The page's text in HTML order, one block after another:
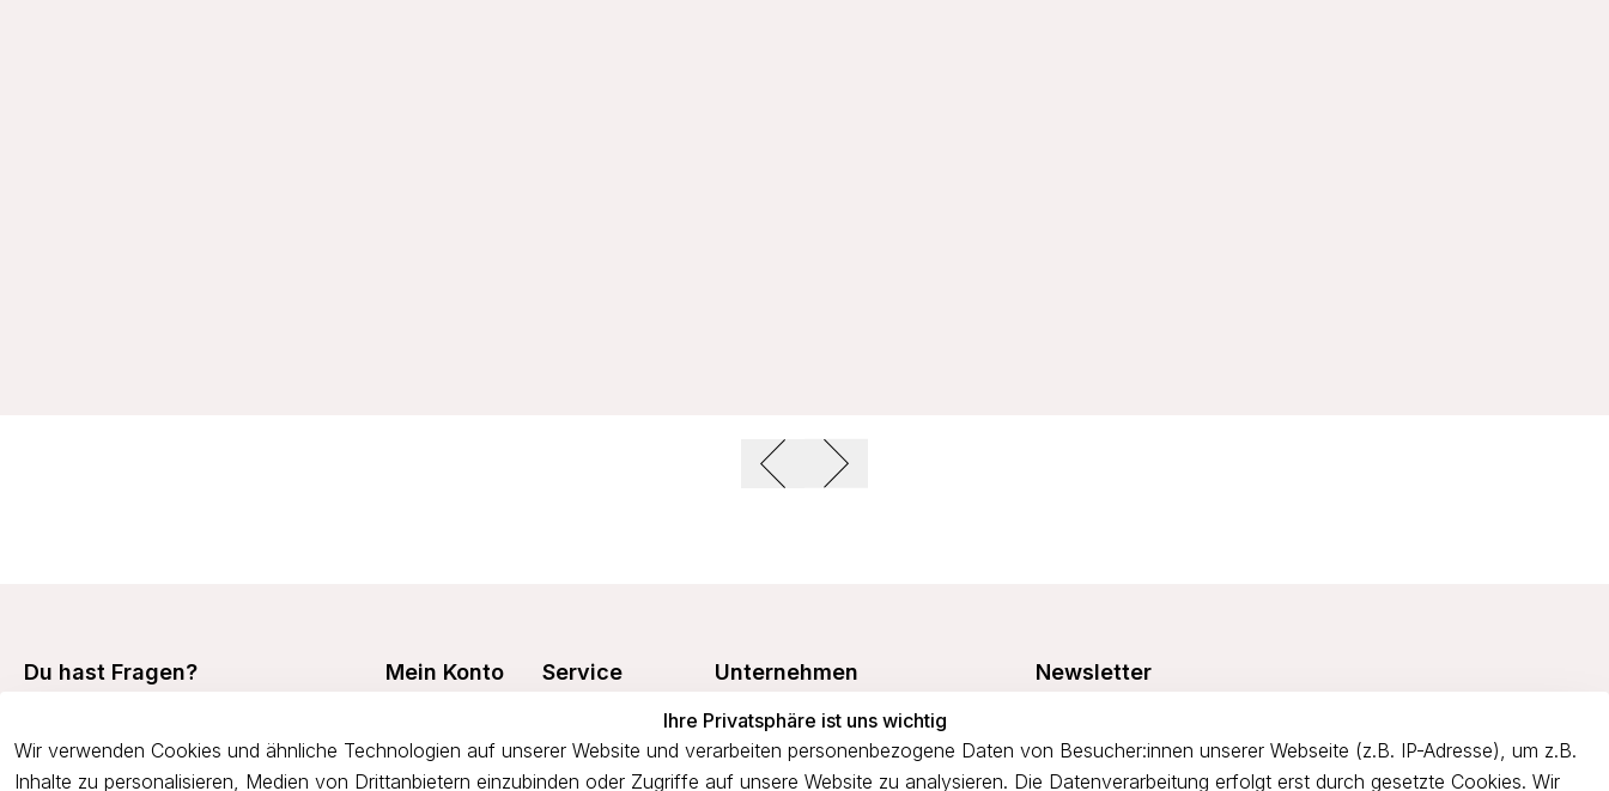
Ihre Privatsphäre ist uns wichtig
Wir verwenden Cookies und ähnliche Technologien auf unserer Website und verarbeiten personenbezogene Daten von Besucher:innen unserer Webseite (z.B. IP-Adresse), um z.B.
Inhalte zu personalisieren, Medien von Drittanbietern einzubinden oder Zugriffe auf unsere Website zu analysieren. Die Datenverarbeitung erfolgt erst durch gesetzte Cookies. Wir
Du hast Fragen?
onlineshop@viania.de
Mein Konto
Meine Bestellungen
Service
Waschanleitung
Unternehmen
Über uns
Impressum
Newsletter
profitiere von Angeboten.